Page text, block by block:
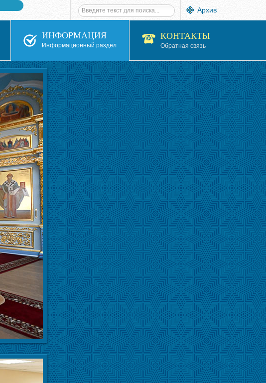
Архив
ИНФОРМАЦИЯ
Информационный раздел
КОНТАКТЫ
Обратная связь